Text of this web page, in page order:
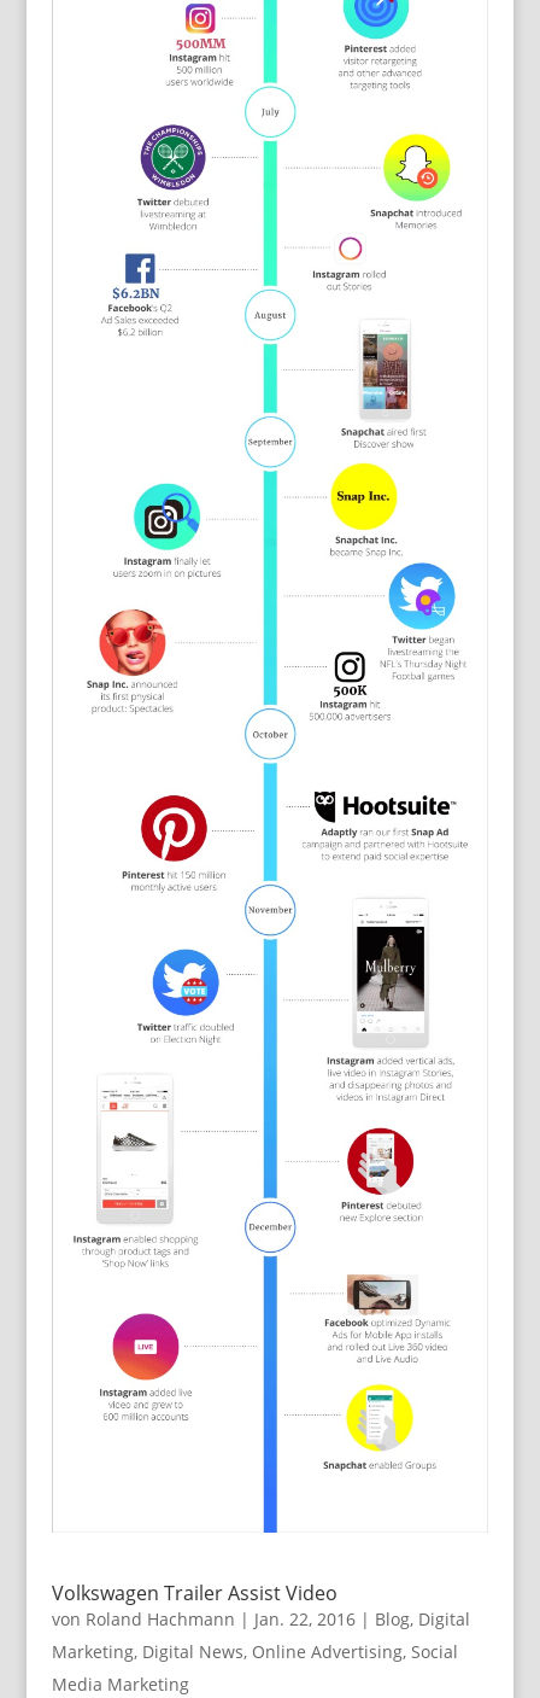
Volkswagen Trailer Assist Video
von Roland Hachmann | Jan. 22, 2016| Blog, Digital
Marketing, Digital News, Online Advertising, Social
Media Marketing